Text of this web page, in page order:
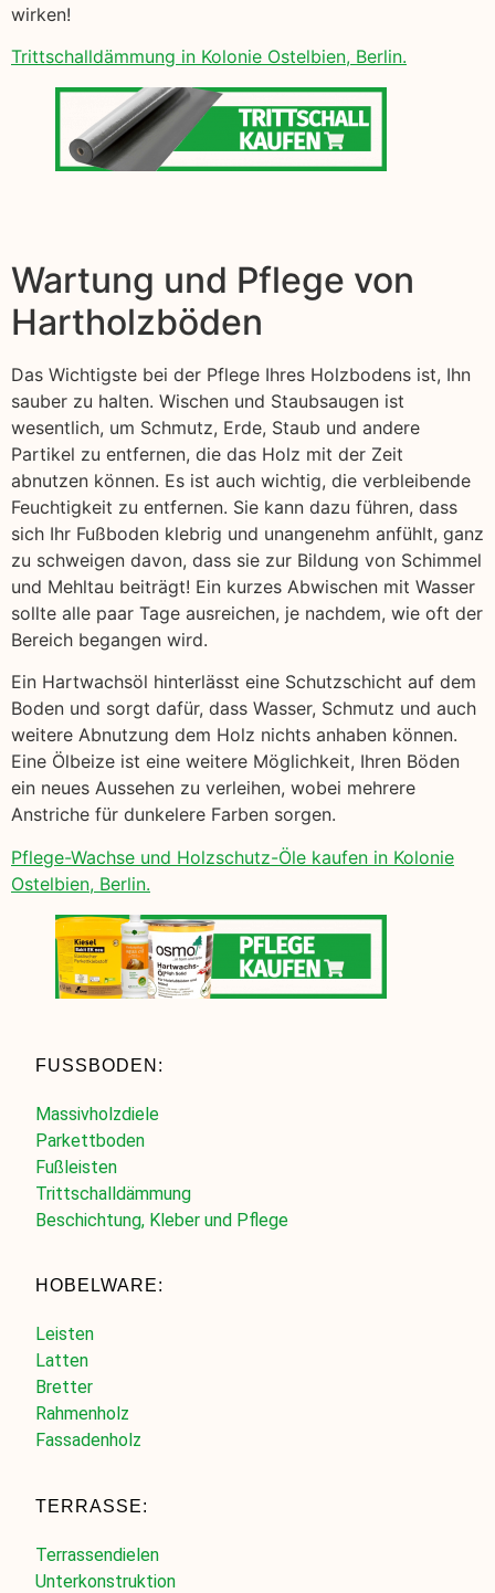
wirken!
Trittschalldämmung in Kolonie Ostelbien, Berlin.
Wartung und Pflege von
Hartholzböden
Das Wichtigste bei der Pflege Ihres Holzbodens ist, Ihn
sauber zu halten. Wischen und Staubsaugen ist
wesentlich, um Schmutz, Erde, Staub und andere
Partikel zu entfernen, die das Holz mit der Zeit
abnutzen können. Es ist auch wichtig, die verbleibende
Feuchtigkeit zu entfernen. Sie kann dazu führen, dass
sich Ihr Fußboden klebrig und unangenehm anfühlt, ganz
zu schweigen davon, dass sie zur Bildung von Schimmel
und Mehltau beiträgt! Ein kurzes Abwischen mit Wasser
sollte alle paar Tage ausreichen, je nachdem, wie oft der
Bereich begangen wird.
Ein Hartwachsöl hinterlässt eine Schutzschicht auf dem
Boden und sorgt dafür, dass Wasser, Schmutz und auch
weitere Abnutzung dem Holz nichts anhaben können.
Eine Ölbeize ist eine weitere Möglichkeit, Ihren Böden
ein neues Aussehen zu verleihen, wobei mehrere
Anstriche für dunkelere Farben sorgen.
Pflege-Wachse und Holzschutz-Öle kaufen in Kolonie
Ostelbien, Berlin.
FUSSBODEN:
Massivholzdiele
Parkettboden
Fußleisten
Trittschalldämmung
Beschichtung, Kleber und Pflege
HOBELWARE:
Leisten
Latten
Bretter
Rahmenholz
Fassadenholz
TERRASSE:
Terrassendielen
Unterkonstruktion